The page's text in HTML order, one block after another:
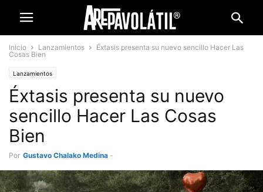
Inicio Lanzamientos
Éxtasis presenta su nuevo sencillo Hacer Las
Cosas Bien
Lanzamientos
Éxtasis presenta su nuevo
sencillo Hacer Las Cosas
Bien
Por Gustavo Chalako Medina -